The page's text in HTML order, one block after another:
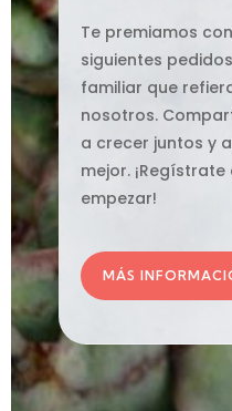
Te premiamos
siguientes
familiar que
nosotros.
a crecer juntos y
mejor.
empezar!
MÁS